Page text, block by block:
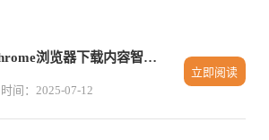
Chrome浏览器下载内容智能分类与标签管理
时间：2025-07-12
立即阅读